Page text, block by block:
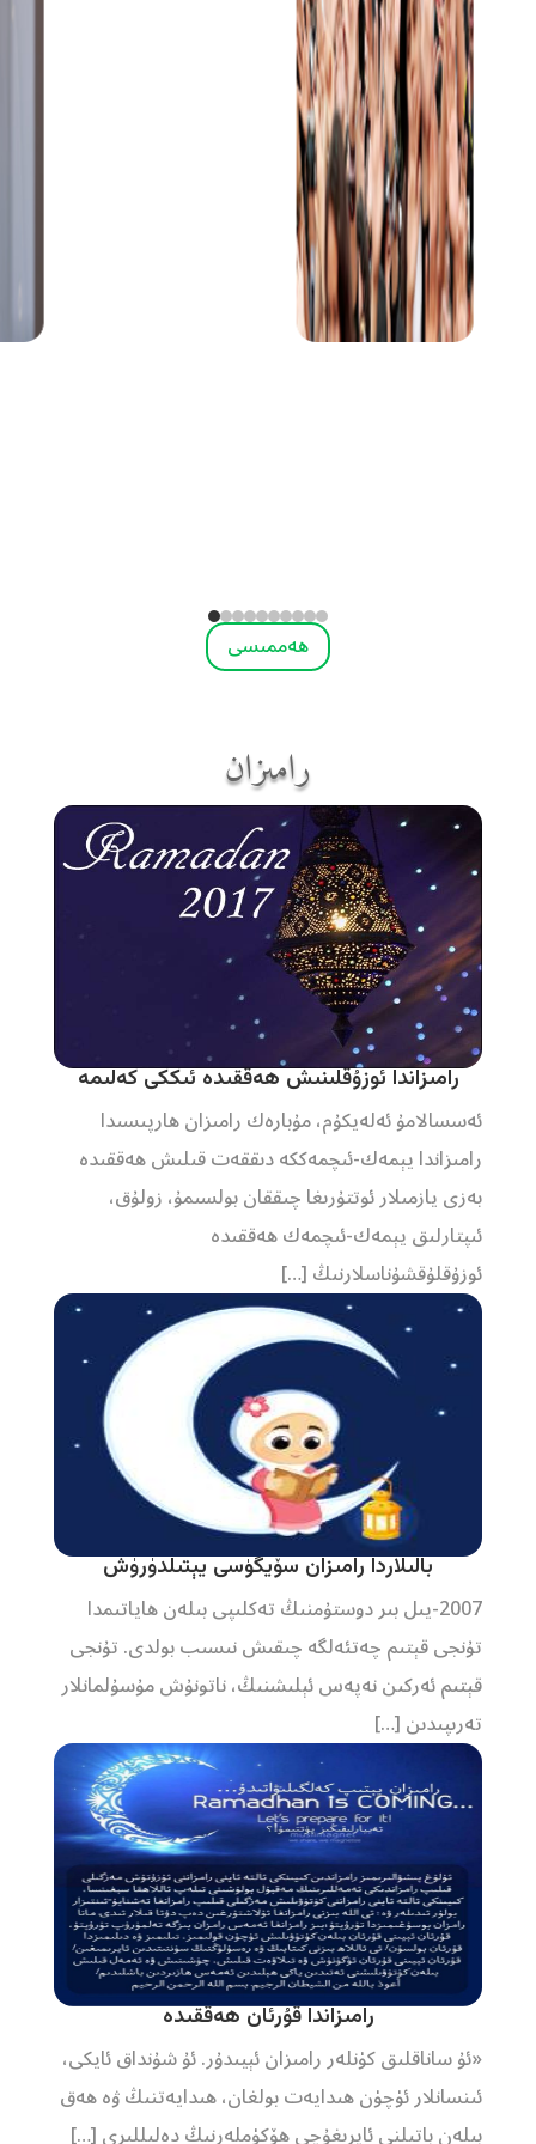
ھەممىسى
رامىزان
رامىزاندا ئوزۇقلىنىش ھەققىدە ئىككى كەلىمە
ئەسسالامۇ ئەلەيكۇم، مۇبارەك رامىزان ھارپىسىدا
رامىزاندا يېمەك-ئىچمەككە دىققەت قىلىش ھەققىدە
بەزى يازمىلار ئوتتۇرىغا چىققان بولسىمۇ، زولۇق،
ئىپتارلىق يېمەك-ئىچمەك ھەققىدە
ئوزۇقلۇقشۇناسلارنىڭ […]
بالىلاردا رامىزان سۆيگۈسى يېتىلدۈرۈش
2007-يىل بىر دوستۇمنىڭ تەكلىپى بىلەن ھاياتىمدا
تۇنجى قېتىم چەتئەلگە چىقىش نىسىب بولدى. تۇنجى
قېتىم ئەركىن نەپەس ئېلىشنىڭ، ناتونۇش مۇسۇلمانلار
تەرىپىدىن […]
رامىزاندا قۇرئان ھەققىدە
«ئۇ ساناقلىق كۈنلەر رامىزان ئېيىدۇر. ئۇ شۇنداق ئايكى،
ئىنسانلار ئۈچۈن ھىدايەت بولغان، ھىدايەتنىڭ ۋە ھەق
بىلەن باتىلنى ئايرىغۇچى ھۆكۈملەرنىڭ دەلىللىرى […]